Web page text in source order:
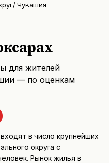
/ Чувашия
для жителей
— по оценкам
в число крупнейших
округа с
Рынок жилья в